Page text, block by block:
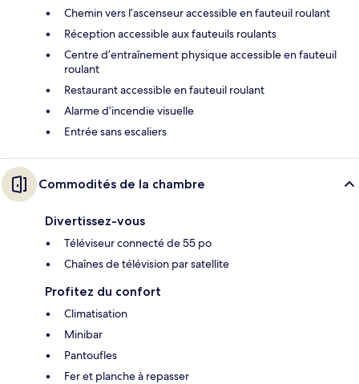
Chemin vers l’ascenseur accessible en fauteuil roulant
Réception accessible aux fauteuils roulants
Centre d’entraînement physique accessible en fauteuil
roulant
Restaurant accessible en fauteuil roulant
Alarme d’incendie visuelle
Entrée sans escaliers
Commodités de la chambre
Divertissez-vous
Téléviseur connecté de 55 po
Chaînes de télévision par satellite
Profitez du confort
Climatisation
Minibar
Pantoufles
Fer et planche à repasser